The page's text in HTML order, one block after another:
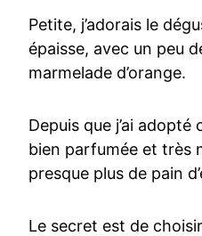
Petite, j’adorais le
épaisse, avec un peu
marmelade d’orange.
Depuis que j’ai
bien parfumée et très
presque plus de pain
Le secret est de